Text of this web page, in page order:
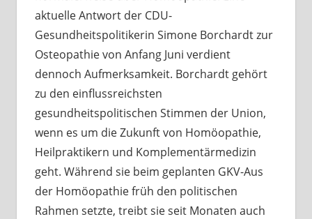
aktuelle Antwort der CDU-
Gesundheitspolitikerin Simone Borchardt zur
Osteopathie von Anfang Juni verdient
dennoch Aufmerksamkeit. Borchardt gehört
zu den einflussreichsten
gesundheitspolitischen Stimmen der Union,
wenn es um die Zukunft von Homöopathie,
Heilpraktikern und Komplementärmedizin
geht. Während sie beim geplanten GKV-Aus
der Homöopathie früh den politischen
Rahmen setzte, treibt sie seit Monaten auch